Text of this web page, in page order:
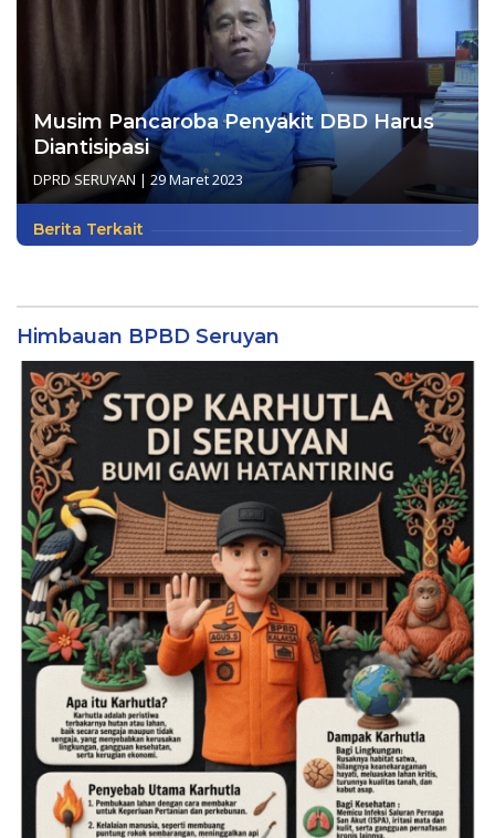
Musim Pancaroba Penyakit DBD Harus
Diantisipasi
DPRD SERUYAN | 29 Maret 2023
Berita Terkait
Himbauan BPBD Seruyan